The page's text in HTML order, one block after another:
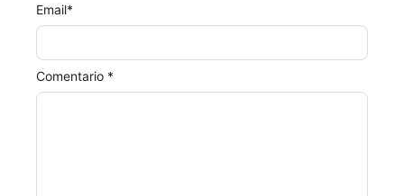
Comentario *
Email*